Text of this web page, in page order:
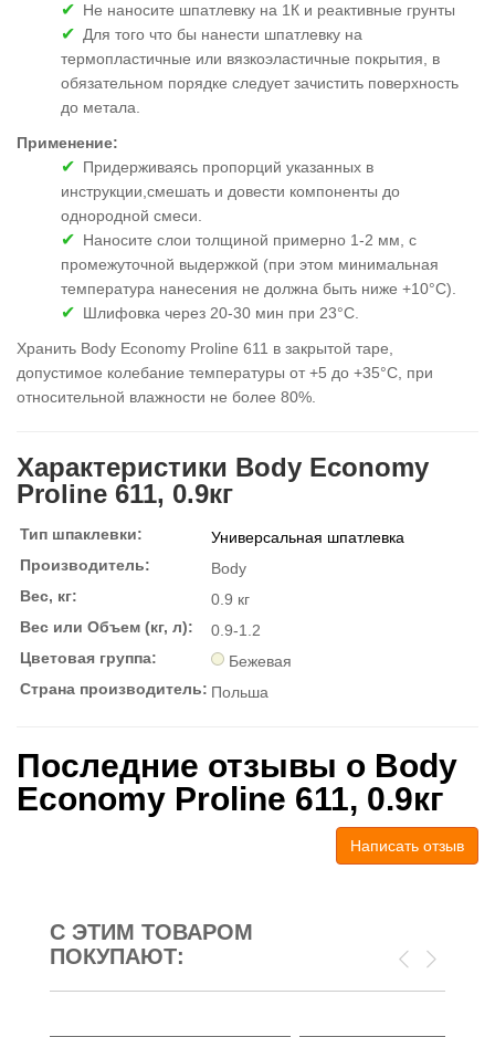
Не наносите шпатлевку на 1К и реактивные грунты
Для того что бы нанести шпатлевку на
термопластичные или вязкоэластичные покрытия, в
обязательном порядке следует зачистить поверхность
до метала.
Применение:
Придерживаясь пропорций указанных в
инструкции,смешать и довести компоненты до
однородной смеси.
Наносите слои толщиной примерно 1-2 мм, с
промежуточной выдержкой (при этом минимальная
температура нанесения не должна быть ниже +10°С).
Шлифовка через 20-30 мин при 23°С.
Хранить Body Economy Proline 611 в закрытой таре,
допустимое колебание температуры от +5 до +35°C, при
относительной влажности не более 80%.
Характеристики Body Economy
Proline 611, 0.9кг
Тип шпаклевки:
Универсальная шпатлевка
Производитель:
Body
Вес, кг:
0.9 кг
Вес или Объем (кг, л):
0.9-1.2
Цветовая группа:
Бежевая
Страна производитель: Польша
Последние отзывы о Body
Economy Proline 611, 0.9кг
Написать отзыв
С ЭТИМ ТОВАРОМ
ПОКУПАЮТ: